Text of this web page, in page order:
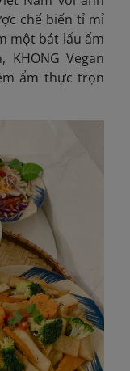
chế biến tỉ mỉ
một bát lẩu ấm
Vegan
ẩm thực trọn